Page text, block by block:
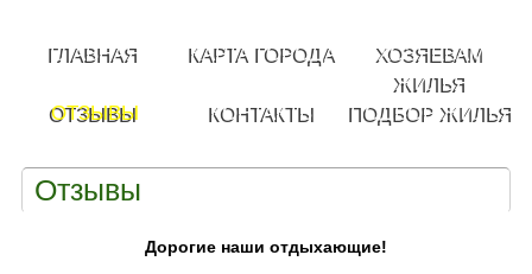
ГЛАВНАЯ КАРТА ГОРОДА
ХОЗЯЕВАМ
ЖИЛЬЯ
ОТЗЫВЫ
КОНТАКТЫ ПОДБОР ЖИЛЬЯ
Отзывы
Дорогие наши отдыхающие!